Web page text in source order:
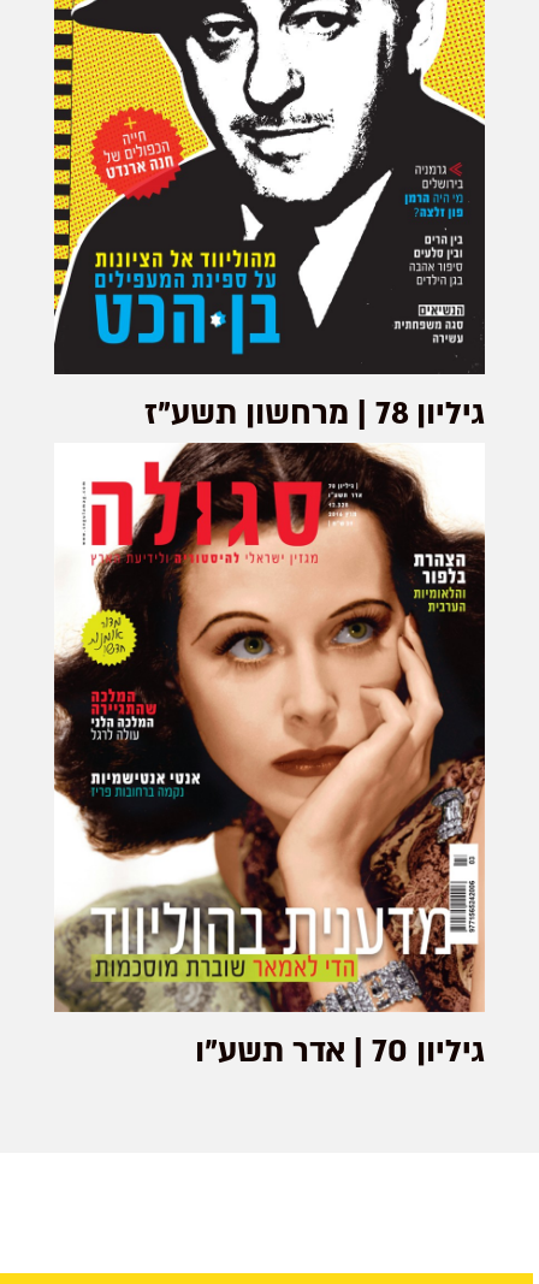
גיליון 78 | מרחשון תשע"ז
גיליון 70 | אדר תשע"ו